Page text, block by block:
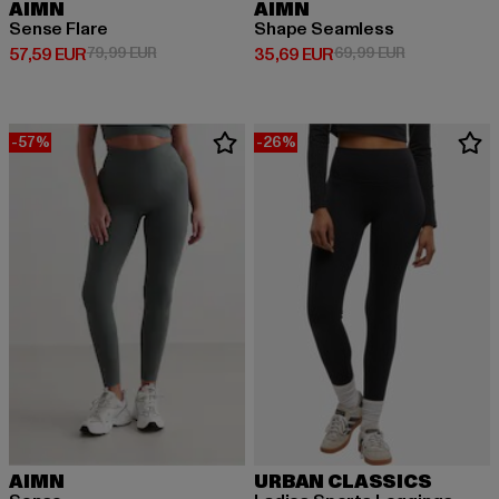
AIMN
Sense Flare
57,59 EUR
Derzeitiger Preis: 57,59 EUR
79,99 EURAktionspreis: 79,99 EUR
AIMN
Shape Seamless
35,69 EUR
Derzeitiger Preis: 35,69 EUR
69,99 EURAktionspreis:
-57%
AIMN
-26%
URBAN CLASSICS